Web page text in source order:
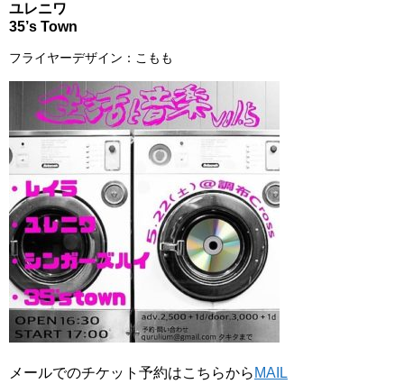
ユレニワ
35’s Town
フライヤーデザイン：こもも
メールでのチケット予約はこちらから MAIL